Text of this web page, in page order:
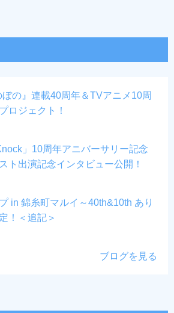
ぼの』連載40周年＆TVアニメ10周
ロジェクト！
」10周年アニバーサリー記念
ト出演記念インタビュー公開！
in 錦糸町マルイ～40th&10th あり
！＜追記＞
ブログを見る